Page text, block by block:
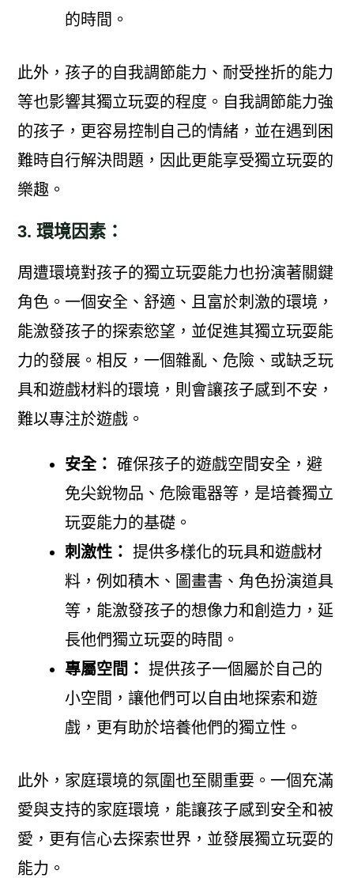
的時間。
此外，孩子的自我調節能力、耐受挫折的能力
等也影響其獨立玩耍的程度。自我調節能力強
的孩子，更容易控制自己的情緒，並在遇到困
難時自行解決問題，因此更能享受獨立玩耍的
樂趣。
3. 環境因素：
周遭環境對孩子的獨立玩耍能力也扮演著關鍵
角色。一個安全、舒適、且富於刺激的環境，
能激發孩子的探索慾望，並促進其獨立玩耍能
力的發展。相反，一個雜亂、危險、或缺乏玩
具和遊戲材料的環境，則會讓孩子感到不安，
難以專注於遊戲。
安全： 確保孩子的遊戲空間安全，避
免尖銳物品、危險電器等，是培養獨立
玩耍能力的基礎。
刺激性： 提供多樣化的玩具和遊戲材
料，例如積木、圖畫書、角色扮演道具
等，能激發孩子的想像力和創造力，延
長他們獨立玩耍的時間。
專屬空間： 提供孩子一個屬於自己的
小空間，讓他們可以自由地探索和遊
戲，更有助於培養他們的獨立性。
此外，家庭環境的氛圍也至關重要。一個充滿
愛與支持的家庭環境，能讓孩子感到安全和被
愛，更有信心去探索世界，並發展獨立玩耍的
能力。